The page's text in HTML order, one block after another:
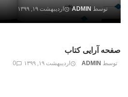
توسط ADMIN اردیبهشت ۱۹, ۱۳۹۹
صفحه آرایی کتاب
توسط ADMIN اردیبهشت ۱۹, ۱۳۹۹ 0